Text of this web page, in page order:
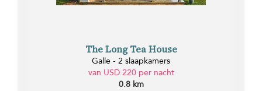
The Long Tea House
Galle - 2 slaapkamers
van USD 220 per nacht
0.8 km